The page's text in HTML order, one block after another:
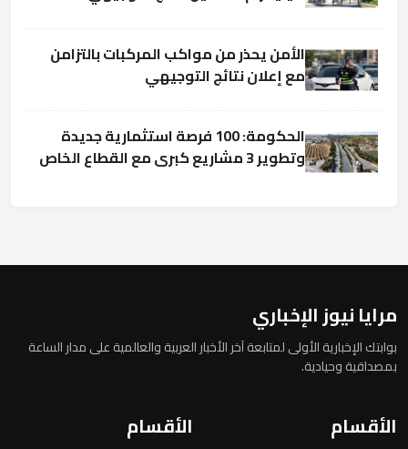
الأمن يحذر من مواكب المركبات بالتزامن
مع إعلان نتائج التوجيهي
الحكومة: 100 فرصة استثمارية جديدة
وتطوير 3 مشاريع كبرى مع القطاع الخاص
مرايا نيوز الإخباري
بوابتك الإخبارية الأولى لمتابعة آخر الأخبار العربية والعالمية على مدار الساعة
بمصداقية وحيادية.
الأقسام الأقسام